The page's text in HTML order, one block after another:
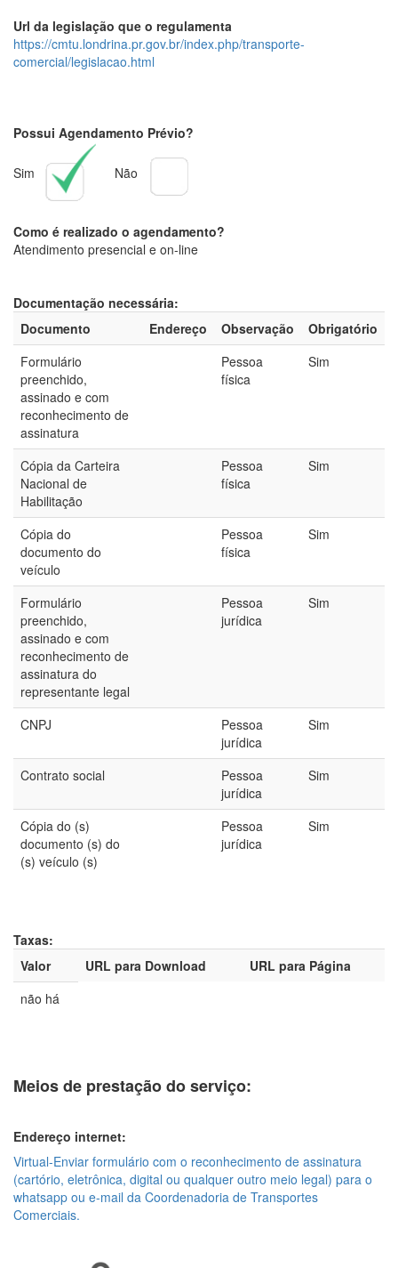
Url da legislação que o regulamenta
https://cmtu.londrina.pr.gov.br/index.php/transporte-
comercial/legislacao.html
Possui Agendamento Prévio?
Sim Não
Como é realizado o agendamento?
Atendimento presencial e on-line
Documentação necessária:
Documento
Endereço Observação
Obrigatório
Formulário
preenchido,
assinado e com
reconhecimento de
assinatura
Pessoa
física
Sim
Cópia da Carteira
Nacional de
Habilitação
Pessoa
física
Sim
Cópia do
documento do
veículo
Pessoa
física
Sim
Formulário
preenchido,
assinado e com
reconhecimento de
assinatura do
representante legal
Pessoa
jurídica
Sim
CNPJ
Pessoa
jurídica
Sim
Contrato social
Pessoa
jurídica
Sim
Cópia do (s)
documento (s) do
(s) veículo (s)
Pessoa
jurídica
Sim
Taxas:
Valor
URL para Download
URL para Página
não há
Meios de prestação do serviço:
Endereço internet:
Virtual-Enviar formulário com o reconhecimento de assinatura
(cartório, eletrônica, digital ou qualquer outro meio legal) para o
whatsapp ou e-mail da Coordenadoria de Transportes
Comerciais.